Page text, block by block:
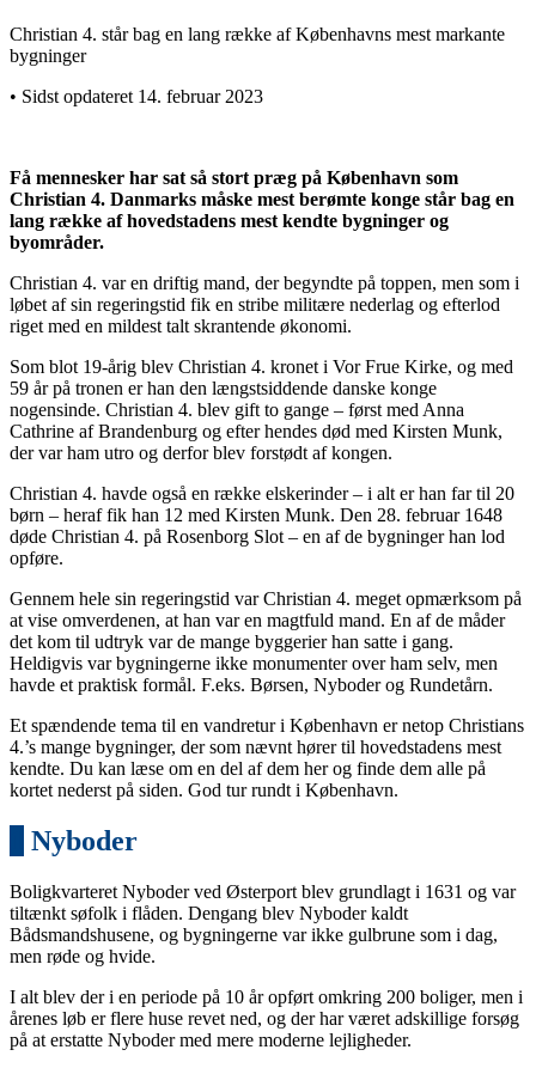
Christian 4. står bag en lang række af Københavns mest markante
bygninger
• Sidst opdateret 14. februar 2023
Få mennesker har sat så stort præg på København som
Christian 4. Danmarks måske mest berømte konge står bag en
lang række af hovedstadens mest kendte bygninger og
byområder.
Christian 4. var en driftig mand, der begyndte på toppen, men som i
løbet af sin regeringstid fik en stribe militære nederlag og efterlod
riget med en mildest talt skrantende økonomi.
Som blot 19-årig blev Christian 4. kronet i Vor Frue Kirke, og med
59 år på tronen er han den længstsiddende danske konge
nogensinde. Christian 4. blev gift to gange – først med Anna
Cathrine af Brandenburg og efter hendes død med Kirsten Munk,
der var ham utro og derfor blev forstødt af kongen.
Christian 4. havde også en række elskerinder – i alt er han far til 20
børn – heraf fik han 12 med Kirsten Munk. Den 28. februar 1648
døde Christian 4. på Rosenborg Slot – en af de bygninger han lod
opføre.
Gennem hele sin regeringstid var Christian 4. meget opmærksom på
at vise omverdenen, at han var en magtfuld mand. En af de måder
det kom til udtryk var de mange byggerier han satte i gang.
Heldigvis var bygningerne ikke monumenter over ham selv, men
havde et praktisk formål. F.eks. Børsen, Nyboder og Rundetårn.
Et spændende tema til en vandretur i København er netop Christians
4.’s mange bygninger, der som nævnt hører til hovedstadens mest
kendte. Du kan læse om en del af dem her og finde dem alle på
kortet nederst på siden. God tur rundt i København.
Nyboder
Boligkvarteret Nyboder ved Østerport blev grundlagt i 1631 og var
tiltænkt søfolk i flåden. Dengang blev Nyboder kaldt
Bådsmandshusene, og bygningerne var ikke gulbrune som i dag,
men røde og hvide.
I alt blev der i en periode på 10 år opført omkring 200 boliger, men i
årenes løb er flere huse revet ned, og der har været adskillige forsøg
på at erstatte Nyboder med mere moderne lejligheder.